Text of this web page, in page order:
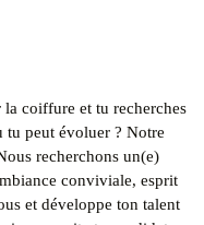
la coiffure et tu recherches
tu peut évoluer ? Notre
recherchons un(e)
conviviale, esprit
et développe ton talent